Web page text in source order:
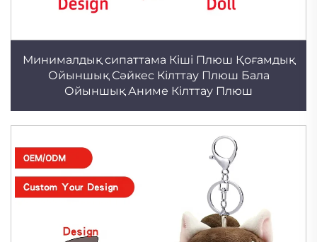
Минималдық сипаттама Кіші Плюш Қоғамдық
Ойыншық Сәйкес Кілттау Плюш Бала
Ойыншық Аниме Кілттау Плюш